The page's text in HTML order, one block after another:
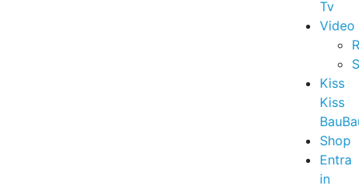
Tv
Video
Kiss
Kiss
Shop
Entra
in